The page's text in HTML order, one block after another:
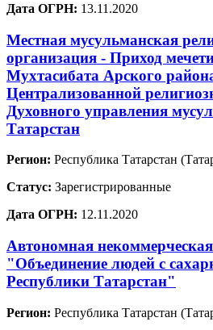
Дата ОГРН: 13.11.2020
Местная мусульманская
организация - Приход
Мухтасибата Арского
Централизованной
Духовного управления
Татарстан
Регион: Республика Татарстан
Статус: Зарегистрированные
Дата ОГРН: 12.11.2020
Автономная
"Объединение людей с
Республики Татарстан"
Регион: Республика Татарстан